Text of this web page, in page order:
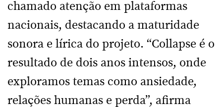
chamado atenção em plataformas
nacionais, destacando a maturidade
sonora e lírica do projeto. “Collapse é o
resultado de dois anos intensos, onde
exploramos temas como ansiedade,
relações humanas e perda”, afirma